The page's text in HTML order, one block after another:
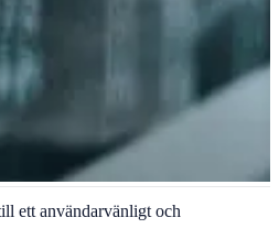
som är specialiserade på att
ett användarvänligt och